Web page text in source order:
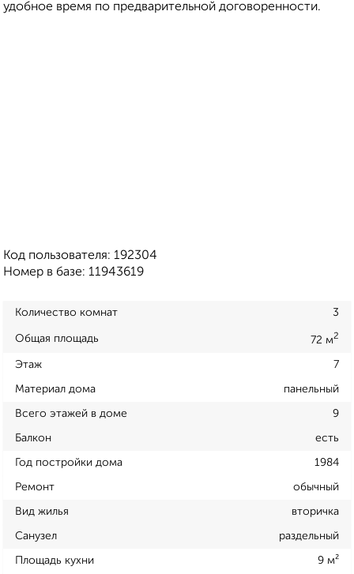
удобное время по предварительной договоренности.
Код пользователя: 192304
Номер в базе: 11943619
Количество комнат 3
Общая площадь 72 м2
Этаж 7
Материал дома панельный
Всего этажей в доме 9
Балкон есть
Год постройки дома 1984
Ремонт обычный
Вид жилья вторичка
Санузел раздельный
Площадь кухни 9 м²